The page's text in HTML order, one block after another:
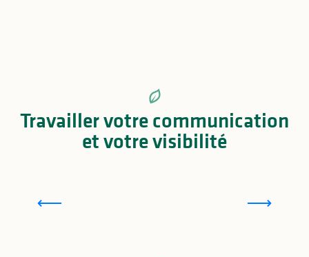
Travailler votre communication
et votre visibilité